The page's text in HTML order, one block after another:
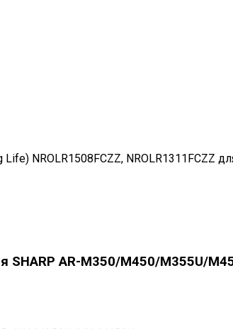
NROLR1508FCZZ, NROLR1311FCZZ
AR-M350/M450/M355U/